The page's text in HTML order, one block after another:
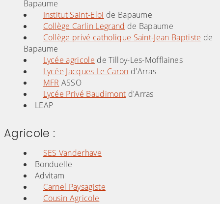
Bapaume
Institut Saint-Eloi de Bapaume
Collège Carlin Legrand de Bapaume
Collège privé catholique Saint-Jean Baptiste de
Bapaume
Lycée agricole de Tilloy-Les-Mofflaines
Lycée Jacques Le Caron d'Arras
MFR ASSO
Lycée Privé Baudimont d'Arras
LEAP
Agricole :
SES Vanderhave
Bonduelle
Advitam
Carnel Paysagiste
Cousin Agricole